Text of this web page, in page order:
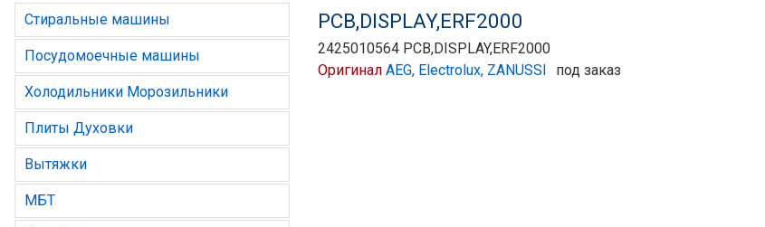
Стиральные машины
Посудомоечные машины
Холодильники Морозильники
Плиты Духовки
Вытяжки
МБТ
PCB,DISPLAY,ERF2000
2425010564 PCB,DISPLAY,ERF2000
Оригинал AEG, Electrolux, ZANUSSI под заказ